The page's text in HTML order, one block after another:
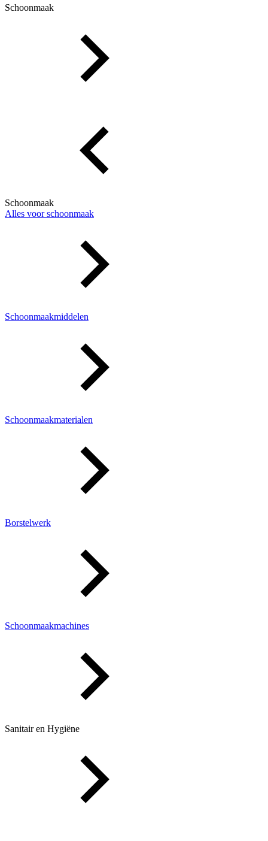
Schoonmaak
Schoonmaak
Alles voor schoonmaak
Schoonmaakmiddelen
Schoonmaakmaterialen
Borstelwerk
Schoonmaakmachines
Sanitair en Hygiëne